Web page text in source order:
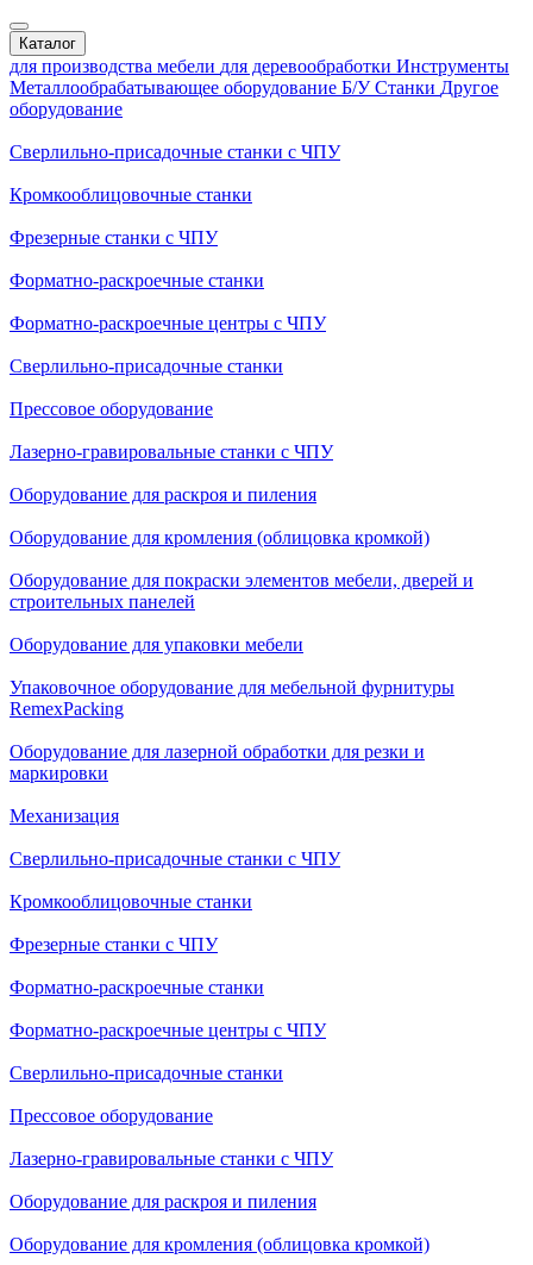
Каталог
для производства мебели для деревообработки Инструменты
Металлообрабатывающее оборудование Б/У Станки Другое
оборудование
Сверлильно-присадочные станки с ЧПУ
Кромкооблицовочные cтанки
Фрезерные станки с ЧПУ
Форматно-раскроечные станки
Форматно-раскроечные центры с ЧПУ
Сверлильно-присадочные станки
Прессовое оборудование
Лазерно-гравировальные станки с ЧПУ
Оборудование для раскроя и пиления
Оборудование для кромления (облицовка кромкой)
Оборудование для покраски элементов мебели, дверей и
строительных панелей
Оборудование для упаковки мебели
Упаковочное оборудование для мебельной фурнитуры
RemexPacking
Оборудование для лазерной обработки для резки и
маркировки
Механизация
Сверлильно-присадочные станки с ЧПУ
Кромкооблицовочные cтанки
Фрезерные станки с ЧПУ
Форматно-раскроечные станки
Форматно-раскроечные центры с ЧПУ
Сверлильно-присадочные станки
Прессовое оборудование
Лазерно-гравировальные станки с ЧПУ
Оборудование для раскроя и пиления
Оборудование для кромления (облицовка кромкой)